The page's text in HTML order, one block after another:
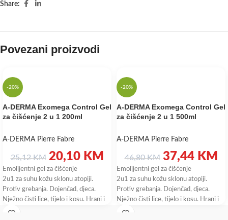
Share:
Povezani proizvodi
-20%
A-DERMA Exomega Control Gel
za čišćenje 2 u 1 200ml
A-DERMA Pierre Fabre
25,12KM 20,10 KM
Emolijentni gel za čišćenje
2u1 za suhu kožu sklonu atopiji.
Protiv grebanja. Dojenčad, djeca.
Nježno čisti lice, tijelo i kosu. Hrani i
umiruje
-20%
A-DERMA Exomega Control Gel
za čišćenje 2 u 1 500ml
A-DERMA Pierre Fabre
46,80KM 37,44 KM
Emolijentni gel za čišćenje
2u1 za suhu kožu sklonu atopiji.
Protiv grebanja. Dojenčad, djeca.
Nježno čisti lice, tijelo i kosu. Hrani i
umiruje